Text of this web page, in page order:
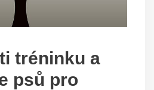
tréninku a
psů pro